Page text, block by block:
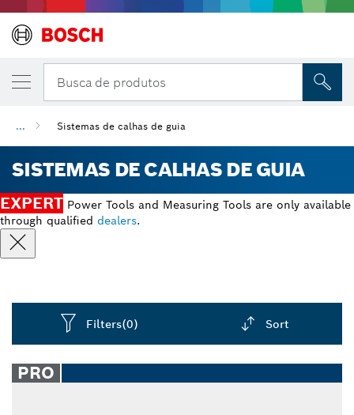
Busca de produtos
... Sistemas de calhas de guia
SISTEMAS DE CALHAS DE GUIA
EXPERT Power Tools and Measuring Tools are only available
through qualified dealers.
Filters(0) Sort
closed
PRO